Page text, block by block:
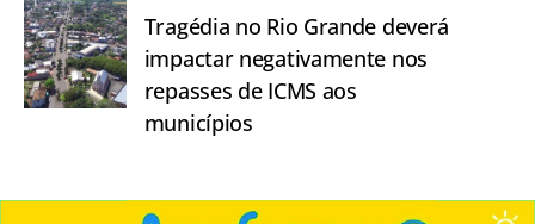
Tragédia no Rio Grande deverá
impactar negativamente nos
repasses de ICMS aos
municípios